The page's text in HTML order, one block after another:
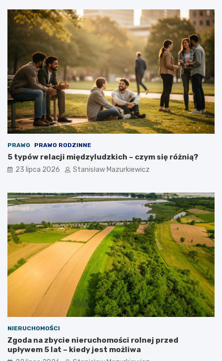
PRAWO PRAWO RODZINNE
5 typów relacji międzyludzkich – czym się różnią?
23 lipca 2026 Stanisław Mazurkiewicz
NIERUCHOMOŚCI
Zgoda na zbycie nieruchomości rolnej przed
upływem 5 lat – kiedy jest możliwa